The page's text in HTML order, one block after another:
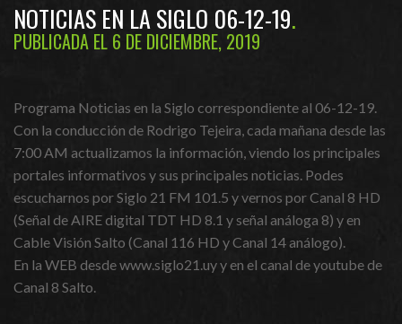
NOTICIAS EN LA SIGLO 06-12-19
PUBLICADA EL 6 DE DICIEMBRE, 2019
Programa Noticias en la Siglo correspondiente al 06-12-19.
Con la conducción de Rodrigo Tejeira, cada mañana desde las
7:00 AM actualizamos la información, viendo los principales
portales informativos y sus principales noticias. Podes
escucharnos por Siglo 21 FM 101.5 y vernos por Canal 8 HD
(Señal de AIRE digital TDT HD 8.1 y señal análoga 8) y en
Cable Visión Salto (Canal 116 HD y Canal 14 análogo).
En la WEB desde www.siglo21.uy y en el canal de youtube de
Canal 8 Salto.